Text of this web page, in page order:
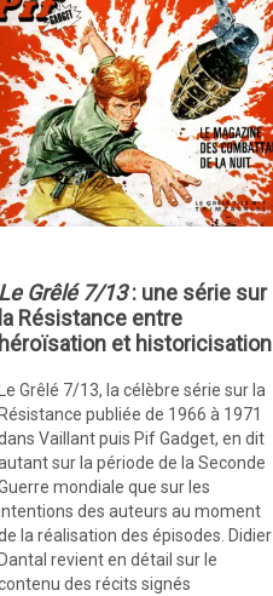
Grêlé 7/13: une série sur
Résistance entre
et historicisation
Grêlé 7/13, la célèbre série sur la
publiée de 1966 à 1971
Vaillant puis Pif Gadget, en dit
sur la période de la Seconde
mondiale que sur les
des auteurs au moment
la réalisation des épisodes. Didier
revient en détail sur le
des récits signés